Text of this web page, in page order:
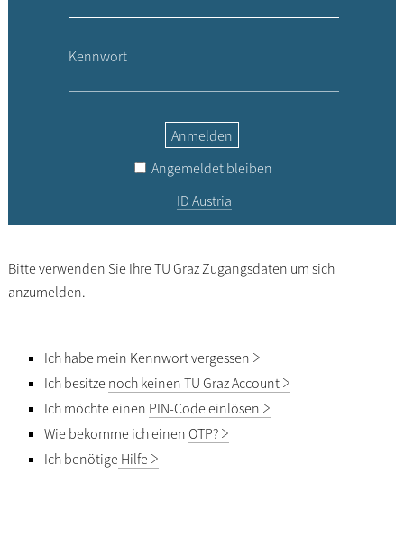
Bitte verwenden Sie Ihre TU Graz Zugangsdaten um sich
anzumelden.
Ich habe mein Kennwort vergessen
Ich besitze noch keinen TU Graz Account
Ich möchte einen PIN-Code einlösen
Wie bekomme ich einen OTP?
Ich benötige Hilfe
Kennwort
Anmelden
Angemeldet bleiben
ID Austria